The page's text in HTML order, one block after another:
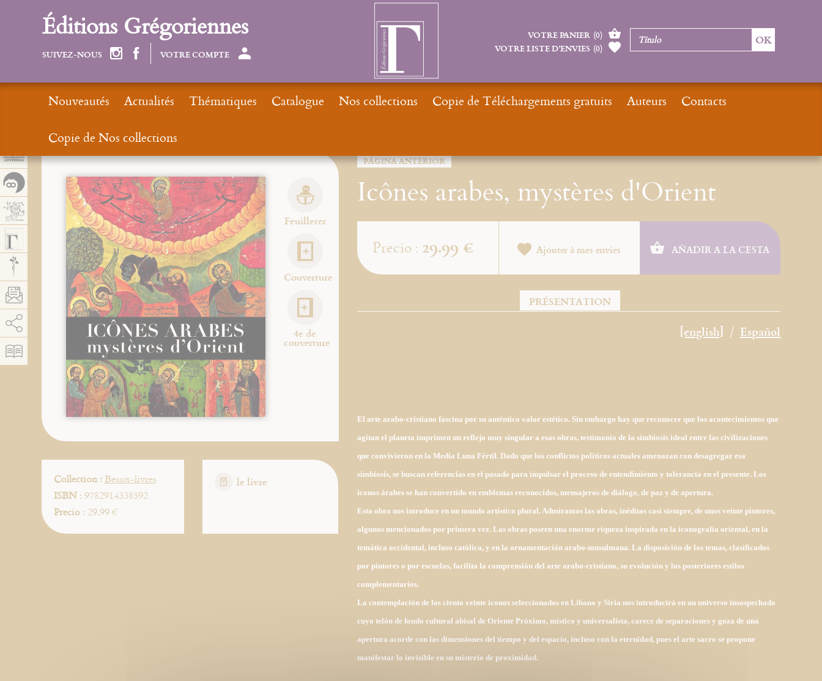
PÁGINA ANTERIOR
Icônes arabes, mystères d'Orient
Feuilleter
Couverture
4e de
couverture
Collection :Beaux-livres
ISBN: 9782914338592
Precio: 29.99 €
le livre
Precio : 29.99 € Ajouter à mes envies AÑADIR A LA CESTA
PRÉSENTATION
[english] Español
El arte arabo-cristiano fascina por su auténtico valor estético. Sin embargo hay que reconocer que los acontecimientos que
agitan el planeta imprimen un reflejo muy singular a esas obras, testimonio de la simbiosis ideal entre las civilizaciones
que convivieron en la Media Luna Fértil. Dado que los conflictos políticos actuales amenazan con desagregar esa
simbiosis, se buscan referencias en el pasado para impulsar el proceso de entendimiento y tolerancia en el presente. Los
iconos árabes se han convertido en emblemas reconocidos, mensajeros de diálogo, de paz y de apertura.
Esta obra nos introduce en un mundo artístico plural. Admiramos las obras, inéditas casi siempre, de unos veinte pintores,
algunos mencionados por primera vez. Las obras poseen una enorme riqueza inspirada en la iconografía oriental, en la
temática occidental, incluso católica, y en la ornamentación arabo-musulmana. La disposición de los temas, clasificados
por pintores o por escuelas, facilita la comprensión del arte arabo-cristiano, su evolución y los posteriores estilos
complementarios.
La contemplación de los ciento veinte iconos seleccionados en Líbano y Siria nos introducirá en un universo insospechado
cuyo telón de fondo cultural abisal de Oriente Próximo, místico y universalista, carece de separaciones y goza de una
apertura acorde con las dimensiones del tiempo y del espacio, incluso con la eternidad, pues el arte sacro se propone
manifestar lo invisible en su misterio de proximidad.
Éditions Grégoriennes
SUIVEZ-NOUS VOTRE COMPTE
VOTRE PANIER (0)
VOTRE LISTE D’ENVIES (0)
Nouveautés Actualités Thématiques Catalogue Nos collections Copie de Téléchargements gratuits Auteurs
Contacts
Copie de Nos collections
AddThis está deshabilitado. Permitir
Panel de gestión de cookies